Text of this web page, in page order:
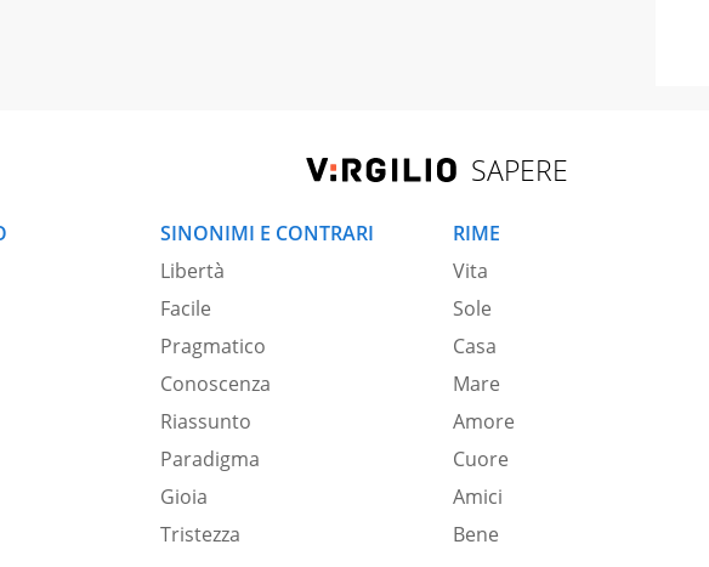
SAPERE
SINONIMI E CONTRARI
Libertà
Facile
Pragmatico
Conoscenza
Riassunto
Paradigma
Gioia
Tristezza
RIME
Vita
Sole
Casa
Mare
Amore
Cuore
Amici
Bene